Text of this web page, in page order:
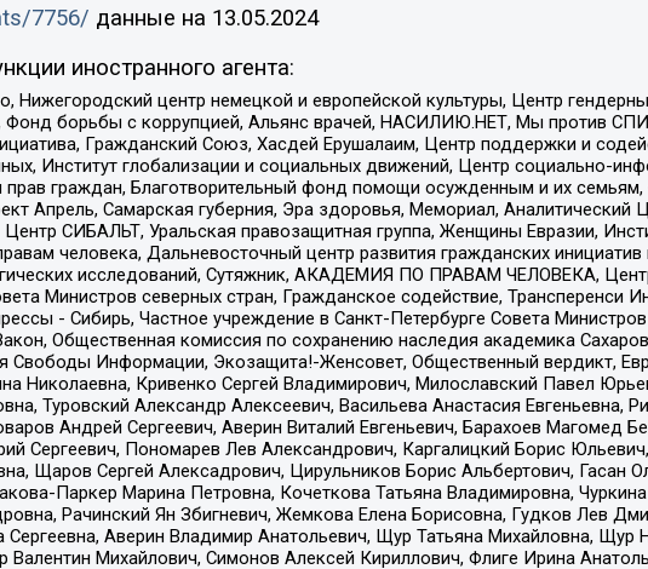
7756/ данные на 13.05.2024
иностранного агента:
Нижегородский центр немецкой и европейской культуры, Центр
Фонд борьбы с коррупцией, Альянс врачей, НАСИЛИЮ.НЕТ, Мы против
Гражданский Союз, Хасдей Ерушалаим, Центр поддержки и
Институт глобализации и социальных движений, Центр социально-
граждан, Благотворительный фонд помощи осужденным и их
Апрель, Самарская губерния, Эра здоровья, Мемориал,
СИБАЛЬТ, Уральская правозащитная группа, Женщины Евразии,
человека, Дальневосточный центр развития гражданских инициатив
исследований, Сутяжник, АКАДЕМИЯ ПО ПРАВАМ ЧЕЛОВЕКА,
Министров северных стран, Гражданское содействие, Трансперенси
- Сибирь, Частное учреждение в Санкт-Петербурге Совета
Общественная комиссия по сохранению наследия академика
Свободы Информации, Экозащита!-Женсовет, Общественный вердикт,
Николаевна, Кривенко Сергей Владимирович, Милославский Павел
Туровский Александр Алексеевич, Васильева Анастасия Евгеньевна,
Андрей Сергеевич, Аверин Виталий Евгеньевич, Барахоев Магомед
Сергеевич, Пономарев Лев Александрович, Каргалицкий Борис
Щаров Сергей Алексадрович, Цирульников Борис Альбертович, Гасан
Паркер Марина Петровна, Кочеткова Татьяна Владимировна,
Рачинский Ян Збигневич, Жемкова Елена Борисовна, Гудков Лев
Сергеевна, Аверин Владимир Анатольевич, Щур Татьяна Михайловна, Щур
Михайлович, Симонов Алексей Кириллович, Флиге Ирина